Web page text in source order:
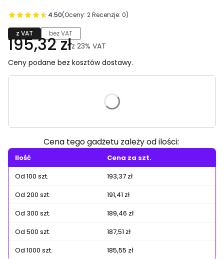
4.50(Oceny: 2 Recenzje: 0)
z VAT bez VAT
195,32 złz 23% VAT
Ceny podane bez kosztów dostawy.
Poszczególne warianty mogą różnić się ceną
Cena tego gadżetu zależy od ilości:
Ilość
Cena za szt.
Od 100 szt.
193,37 zł
Od 200 szt.
191,41 zł
Od 300 szt.
189,46 zł
Od 500 szt.
187,51 zł
Od 1000 szt.
185,55 zł